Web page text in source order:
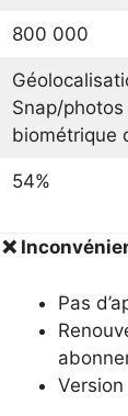
800 000
Snap/
biométrique
54%
❌
Pas